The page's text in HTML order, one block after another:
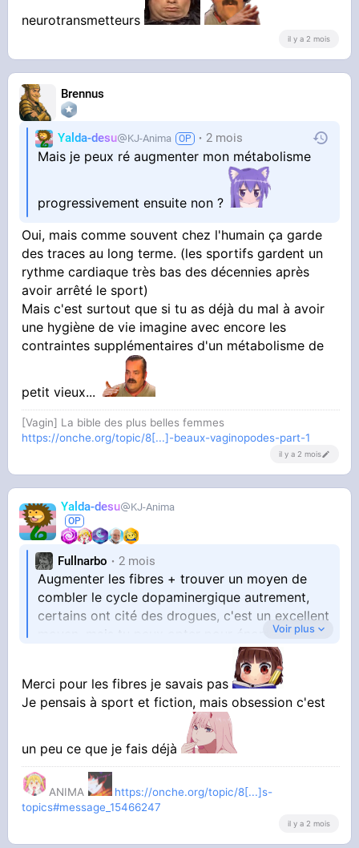
neurotransmetteurs
il y a 2 mois
Brennus
Yalda-desu KJ-Anima 2 mois
Mais je peux ré augmenter mon métabolisme
progressivement ensuite non ?
Oui, mais comme souvent chez l'humain ça garde
des traces au long terme. (les sportifs gardent un
rythme cardiaque très bas des décennies après
avoir arrêté le sport)
Mais c'est surtout que si tu as déjà du mal à avoir
une hygiène de vie imagine avec encore les
contraintes supplémentaires d'un métabolisme de
petit vieux...
[Vagin] La bible des plus belles femmes
https://onche.org/topic/8[...]-beaux-vaginopodes-part-1
il y a 2 mois
Yalda-desu KJ-Anima
Fullnarbo 2 mois
Augmenter les fibres + trouver un moyen de
combler le cycle dopaminergique autrement,
certains ont cité des drogues, c'est un excellent
moyen, mais tu peux opter pour énormement
d'autres choses, des obsessions, un nouveau
sport, que sais-je du moment que ça t'apporte
ton pic de neurotransmetteurs
Voir plus
Merci pour les fibres je savais pas
Je pensais à sport et fiction, mais obsession c'est
un peu ce que je fais déjà
ANIMA
https://onche.org/topic/8[...]s-
topics#message_15466247
il y a 2 mois